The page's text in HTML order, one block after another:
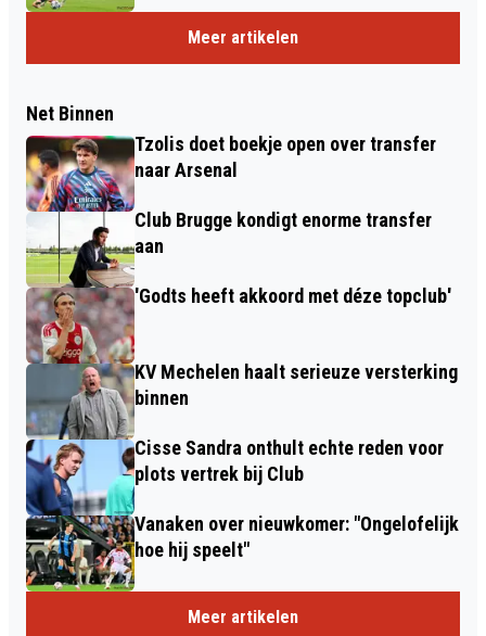
Meer artikelen
Net Binnen
Tzolis doet boekje open over transfer
naar Arsenal
Club Brugge kondigt enorme transfer
aan
'Godts heeft akkoord met déze topclub'
KV Mechelen haalt serieuze versterking
binnen
Cisse Sandra onthult echte reden voor
plots vertrek bij Club
Vanaken over nieuwkomer: "Ongelofelijk
hoe hij speelt"
Meer artikelen